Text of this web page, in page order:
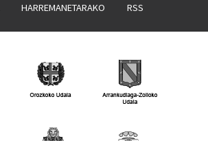
HARREMANETARAKO RSS